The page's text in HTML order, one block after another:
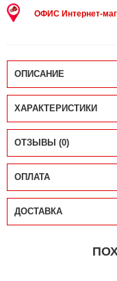
ОФИС Интернет-
ОПИСАНИЕ
ХАРАКТЕРИСТИКИ
ОТЗЫВЫ (0)
ОПЛАТА
ДОСТАВКА